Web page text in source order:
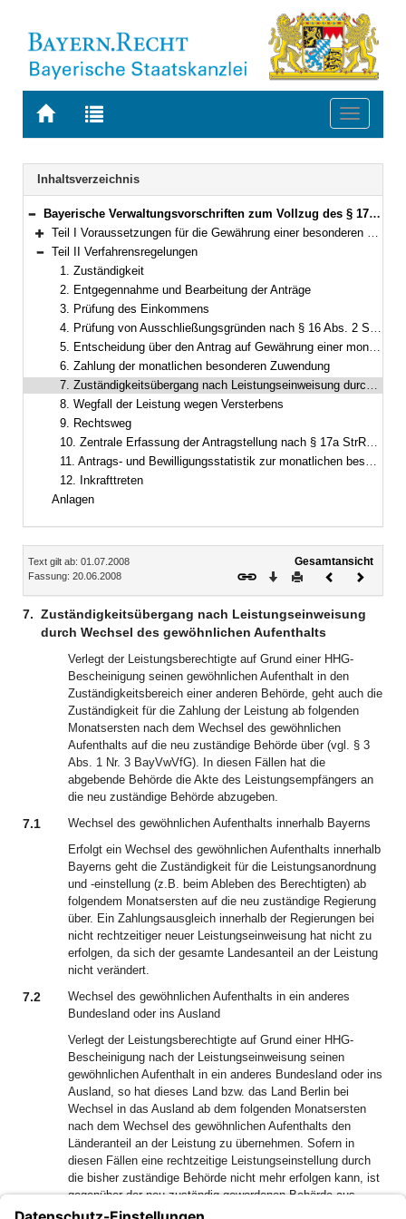
Zur
BAYERN.RECHT
Zur
letzten
Suche
Toggle
Navigation
Inhaltsverzeichnis
Bereich reduzieren
Bayerische Verwaltungsvorschriften zum Vollzug des § 17 a Strafrechtliches Rehabilitierungsgesetz Vom 20.06.2008 Bekanntmachung des Bayerischen Staatsministeriums für Arbeit und Sozialordnung, Familie und Frauen vom 20. Juni 2008, Az. V6/6087/10/08 (AllMBl. S. 446)
Bereich erweitern
Teil I Voraussetzungen für die Gewährung einer besonderen Zuwendung für SED-Haftopfer
Bereich reduzieren
Teil II Verfahrensregelungen
1. Zuständigkeit
2. Entgegennahme und Bearbeitung der Anträge
3. Prüfung des Einkommens
4. Prüfung von Ausschließungsgründen nach § 16 Abs. 2 StrRehaG bzw. § 2 HHG
5. Entscheidung über den Antrag auf Gewährung einer monatlichen besonderen Zuwendung
6. Zahlung der monatlichen besonderen Zuwendung
7. Zuständigkeitsübergang nach Leistungseinweisung durch Wechsel des gewöhnlichen Aufenthalts
8. Wegfall der Leistung wegen Versterbens
9. Rechtsweg
10. Zentrale Erfassung der Antragstellung nach § 17a StrRehaG
11. Antrags- und Bewilligungsstatistik zur monatlichen besonderen Zuwendung
12. Inkrafttreten
Anlagen
Inhalt
Text gilt ab: 01.07.2008
Fassung: 20.06.2008
Gesamtansicht
Download
DruckenVorheriges
7. Zuständigkeitsübergang nach Leistungseinweisung
durch Wechsel des gewöhnlichen Aufenthalts
Verlegt der Leistungsberechtigte auf Grund einer HHG-
Bescheinigung seinen gewöhnlichen Aufenthalt in den
Zuständigkeitsbereich einer anderen Behörde, geht auch die
Zuständigkeit für die Zahlung der Leistung ab folgenden
Monatsersten nach dem Wechsel des gewöhnlichen
Aufenthalts auf die neu zuständige Behörde über (vgl. § 3
Abs. 1 Nr. 3 BayVwVfG). In diesen Fällen hat die
abgebende Behörde die Akte des Leistungsempfängers an
die neu zuständige Behörde abzugeben.
7.1
Wechsel des gewöhnlichen Aufenthalts innerhalb Bayerns
Erfolgt ein Wechsel des gewöhnlichen Aufenthalts innerhalb
Bayerns geht die Zuständigkeit für die Leistungsanordnung
und -einstellung (z.B. beim Ableben des Berechtigten) ab
folgendem Monatsersten auf die neu zuständige Regierung
über. Ein Zahlungsausgleich innerhalb der Regierungen bei
nicht rechtzeitiger neuer Leistungseinweisung hat nicht zu
erfolgen, da sich der gesamte Landesanteil an der Leistung
nicht verändert.
7.2
Wechsel des gewöhnlichen Aufenthalts in ein anderes
Bundesland oder ins Ausland
Verlegt der Leistungsberechtigte auf Grund einer HHG-
Bescheinigung nach der Leistungseinweisung seinen
gewöhnlichen Aufenthalt in ein anderes Bundesland oder ins
Ausland, so hat dieses Land bzw. das Land Berlin bei
Wechsel in das Ausland ab dem folgenden Monatsersten
nach dem Wechsel des gewöhnlichen Aufenthalts den
Länderanteil an der Leistung zu übernehmen. Sofern in
diesen Fällen eine rechtzeitige Leistungseinstellung durch
die bisher zuständige Behörde nicht mehr erfolgen kann, ist
gegenüber der neu zuständig gewordenen Behörde aus
haushaltstechnischen Gründen ein Erstattungsanspruch in